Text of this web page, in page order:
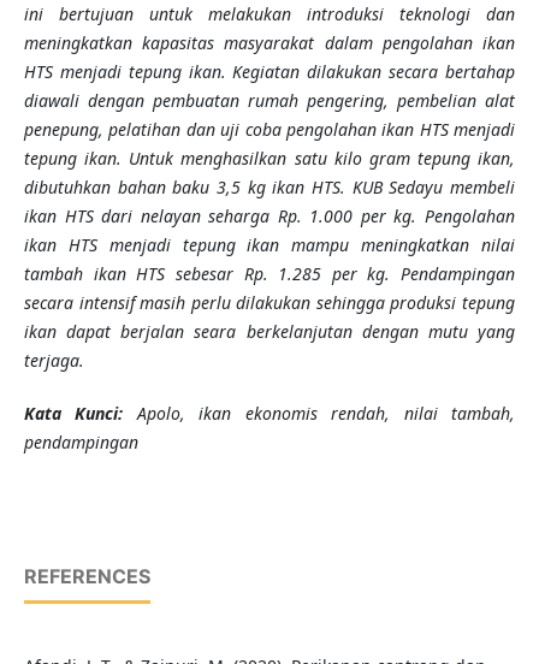
ini bertujuan untuk melakukan introduksi teknologi dan
meningkatkan kapasitas masyarakat dalam pengolahan ikan
HTS menjadi tepung ikan. Kegiatan dilakukan secara bertahap
diawali dengan pembuatan rumah pengering, pembelian alat
penepung, pelatihan dan uji coba pengolahan ikan HTS menjadi
tepung ikan. Untuk menghasilkan satu kilo gram tepung ikan,
dibutuhkan bahan baku 3,5 kg ikan HTS. KUB Sedayu membeli
ikan HTS dari nelayan seharga Rp. 1.000 per kg. Pengolahan
ikan HTS menjadi tepung ikan mampu meningkatkan nilai
tambah ikan HTS sebesar Rp. 1.285 per kg.Pendampingan
secara intensif masih perlu dilakukan sehingga produksi tepung
ikan dapat berjalan seara berkelanjutan dengan mutu yang
terjaga.
Kata Kunci: Apolo, ikan ekonomis rendah, nilai tambah,
pendampingan
REFERENCES